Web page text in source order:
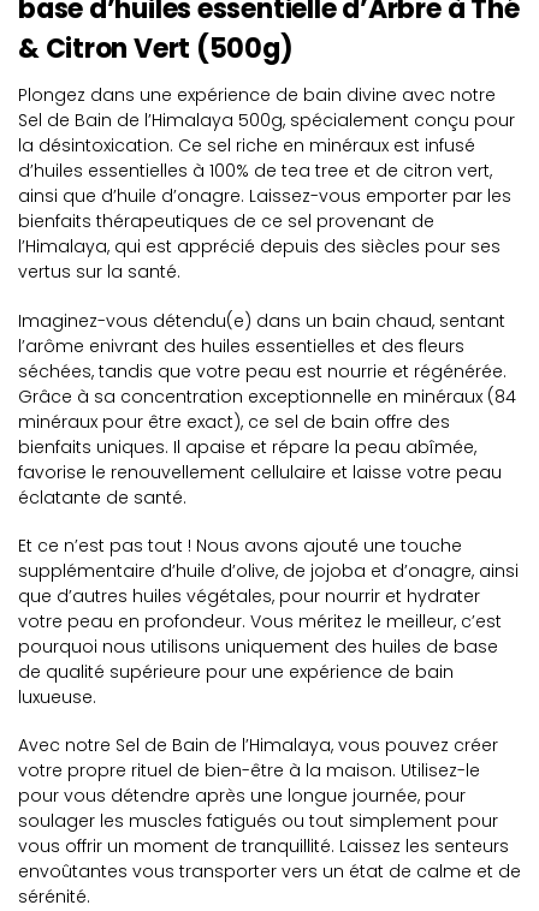
base d’huiles essentielle d’Arbre à Thé
& Citron Vert (500g)
Plongez dans une expérience de bain divine avec notre
Sel de Bain de l’Himalaya 500g, spécialement conçu pour
la désintoxication. Ce sel riche en minéraux est infusé
d’huiles essentielles à 100% de tea tree et de citron vert,
ainsi que d’huile d’onagre. Laissez-vous emporter par les
bienfaits thérapeutiques de ce sel provenant de
l’Himalaya, qui est apprécié depuis des siècles pour ses
vertus sur la santé.
Imaginez-vous détendu(e) dans un bain chaud, sentant
l’arôme enivrant des huiles essentielles et des fleurs
séchées, tandis que votre peau est nourrie et régénérée.
Grâce à sa concentration exceptionnelle en minéraux (84
minéraux pour être exact), ce sel de bain offre des
bienfaits uniques. Il apaise et répare la peau abîmée,
favorise le renouvellement cellulaire et laisse votre peau
éclatante de santé.
Et ce n’est pas tout ! Nous avons ajouté une touche
supplémentaire d’huile d’olive, de jojoba et d’onagre, ainsi
que d’autres huiles végétales, pour nourrir et hydrater
votre peau en profondeur. Vous méritez le meilleur, c’est
pourquoi nous utilisons uniquement des huiles de base
de qualité supérieure pour une expérience de bain
luxueuse.
Avec notre Sel de Bain de l’Himalaya, vous pouvez créer
votre propre rituel de bien-être à la maison. Utilisez-le
pour vous détendre après une longue journée, pour
soulager les muscles fatigués ou tout simplement pour
vous offrir un moment de tranquillité. Laissez les senteurs
envoûtantes vous transporter vers un état de calme et de
sérénité.